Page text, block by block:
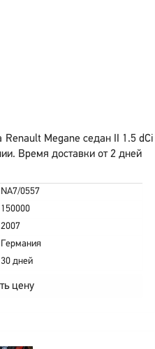
Renault Megane седан II 1.5 dCi
Время доставки от 2 дней
NA7/0557
150000
2007
Германия
30 дней
цену